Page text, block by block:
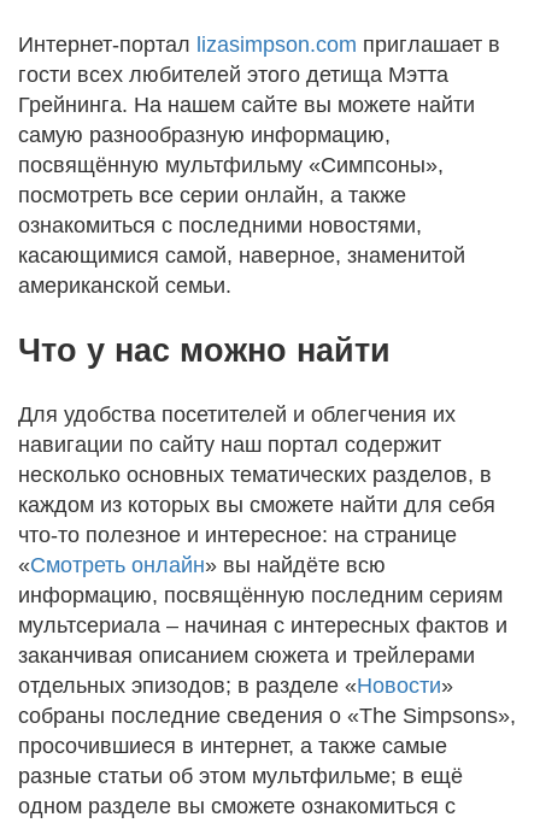
Интернет-портал lizasimpson.com приглашает в
гости всех любителей этого детища Мэтта
Грейнинга. На нашем сайте вы можете найти
самую разнообразную информацию,
посвящённую мультфильму «Симпсоны»,
посмотреть все серии онлайн, а также
ознакомиться с последними новостями,
касающимися самой, наверное, знаменитой
американской семьи.
Что у нас можно найти
Для удобства посетителей и облегчения их
навигации по сайту наш портал содержит
несколько основных тематических разделов, в
каждом из которых вы сможете найти для себя
что-то полезное и интересное: на странице
«Смотреть онлайн» вы найдёте всю
информацию, посвящённую последним сериям
мультсериала – начиная с интересных фактов и
заканчивая описанием сюжета и трейлерами
отдельных эпизодов; в разделе «Новости»
собраны последние сведения о «The Simpsons»,
просочившиеся в интернет, а также самые
разные статьи об этом мультфильме; в ещё
одном разделе вы сможете ознакомиться с